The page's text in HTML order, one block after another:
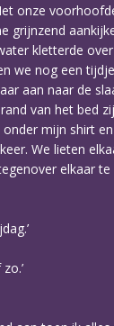
onze
kletterde
we nog een
aan naar de
van het
mijn shirt
We lieten
elkaar te